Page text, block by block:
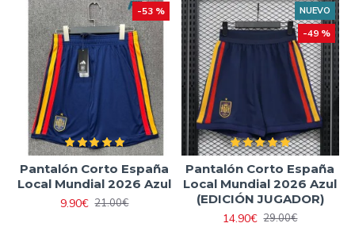
-53 %
Pantalón Corto España
Local Mundial 2026 Azul
9.90€ 21.00€
NUEVO
-49 %
Pantalón Corto España
Local Mundial 2026 Azul
(EDICIÓN JUGADOR)
14.90€ 29.00€